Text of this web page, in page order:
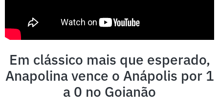
Em clássico mais que esperado,
Anapolina vence o Anápolis por 1
a 0 no Goianão